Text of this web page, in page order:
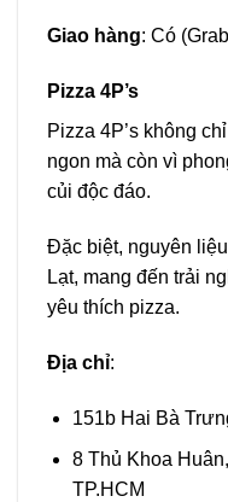
Giao hàng: Có
Pizza 4P’s
Pizza 4P’s không
ngon mà còn vì
củi độc đáo.
Đặc biệt, nguyên
Lạt, mang đến trải
yêu thích pizza.
Địa chỉ:
151b Hai Bà
8 Thủ Khoa
TP.HCM